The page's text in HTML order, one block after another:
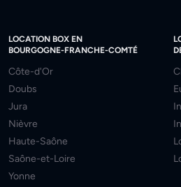
LOCATION BOX EN
BOURGOGNE-FRANCHE-COMTÉ
Côte-d'Or
Doubs
Jura
Nièvre
Haute-Saône
Saône-et-Loire
Yonne